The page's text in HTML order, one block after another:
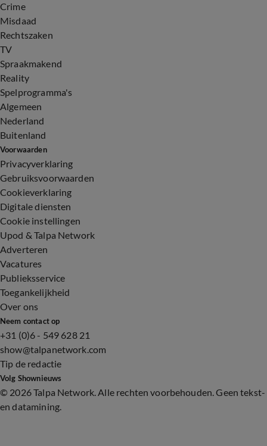
Crime
Misdaad
Rechtszaken
TV
Spraakmakend
Reality
Spelprogramma's
Algemeen
Nederland
Buitenland
Voorwaarden
Privacyverklaring
Gebruiksvoorwaarden
Cookieverklaring
Digitale diensten
Cookie instellingen
Upod & Talpa Network
Adverteren
Vacatures
Publieksservice
Toegankelijkheid
Over ons
Neem contact op
+31 (0)6 - 549 628 21
show@talpanetwork.com
Tip de redactie
Volg Shownieuws
© 2026 Talpa Network. Alle rechten voorbehouden. Geen tekst-
en datamining.